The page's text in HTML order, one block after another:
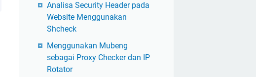
Analisa Security Header pada
Website Menggunakan
Shcheck
Menggunakan Mubeng
sebagai Proxy Checker dan IP
Rotator